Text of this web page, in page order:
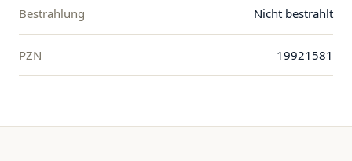
Bestrahlung Nicht bestrahlt
PZN 19921581